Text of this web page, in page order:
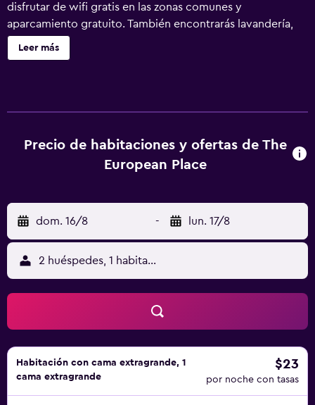
disfrutar de wifi gratis en las zonas comunes y
aparcamiento gratuito. También encontrarás lavandería,
una sala de ordenadores y check-in exprés. The European
Place ofrece 65 alojamientos con aire acondicionado,
pueden navegar por la web gracias a nuestro acceso a
Internet wifi gratis. Los servicios para las personas de
pelo. Los servicios de ocio y esparcimiento en este hotel
incluyen gimnasio abierto las 24 horas.
Leer más
Precio de habitaciones y ofertas de The
European Place
dom. 16/8 - lun. 17/8
2 huéspedes, 1 habitación
Habitación con cama extragrande, 1
cama extragrande
$23
por noche con tasas